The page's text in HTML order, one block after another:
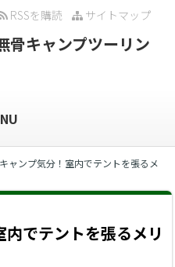
サイトマップ
RSSを購読
骨キャンプツーリン
ャンプ気分！室内でテントを張るメ
でテントを張るメリ